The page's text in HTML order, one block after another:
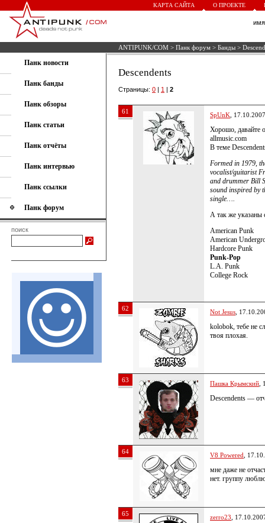
КАРТА САЙТА О ПРОЕКТЕ
ANTIPUNK/COM > Панк форум > Банды >
Панк новости
Панк банды
Панк обзоры
Панк статьи
Панк отчёты
Панк интервью
Панк ссылки
Панк форум
поиск
Descendents
Страницы: 0 | 1 | 2
61 SpUnK ,
Хорошо, давайте
allmusic.com
В теме
Formed in 1979,
vocalist/guitarist
and drummer Bill
sound inspired by
single….
А так же указаны
American Punk
American
Hardcore Punk
Punk-Pop
L.A. Punk
College Rock
62 Not Jesus ,
kolobok, тебе не
твоя плохая.
63 Пашка Крымский
Descendents —
64 V8 Powered ,
мне даже не
нет. группу
65 zerro23 ,